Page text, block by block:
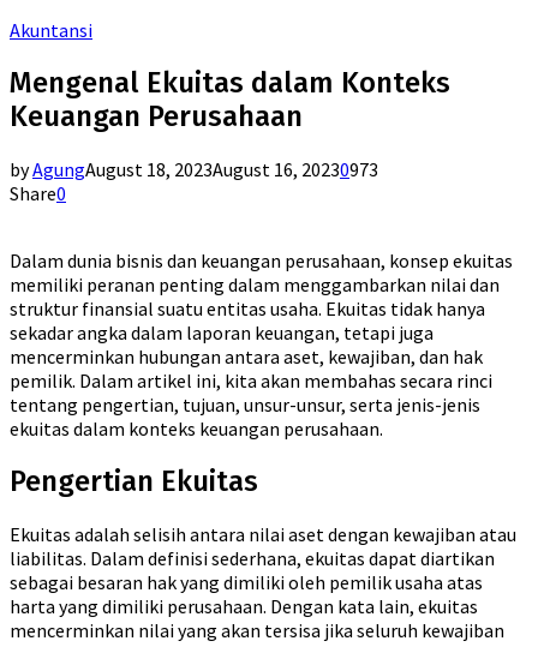
Akuntansi
Mengenal Ekuitas dalam Konteks
Keuangan Perusahaan
byAgungAugust 18, 2023August 16, 20230973
Share0
Dalam dunia bisnis dan keuangan perusahaan, konsep ekuitas
memiliki peranan penting dalam menggambarkan nilai dan
struktur finansial suatu entitas usaha. Ekuitas tidak hanya
sekadar angka dalam laporan keuangan, tetapi juga
mencerminkan hubungan antara aset, kewajiban, dan hak
pemilik. Dalam artikel ini, kita akan membahas secara rinci
tentang pengertian, tujuan, unsur-unsur, serta jenis-jenis
ekuitas dalam konteks keuangan perusahaan.
Pengertian Ekuitas
Ekuitas adalah selisih antara nilai aset dengan kewajiban atau
liabilitas. Dalam definisi sederhana, ekuitas dapat diartikan
sebagai besaran hak yang dimiliki oleh pemilik usaha atas
harta yang dimiliki perusahaan. Dengan kata lain, ekuitas
mencerminkan nilai yang akan tersisa jika seluruh kewajiban